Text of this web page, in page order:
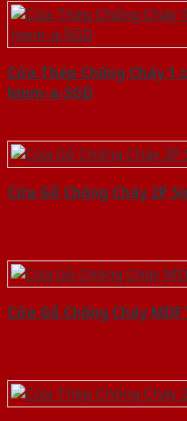
Cửa Thép Chống Cháy
hiem-a-SGD
Cửa Gỗ Chống Cháy 2P
Cửa Gỗ Chống Cháy